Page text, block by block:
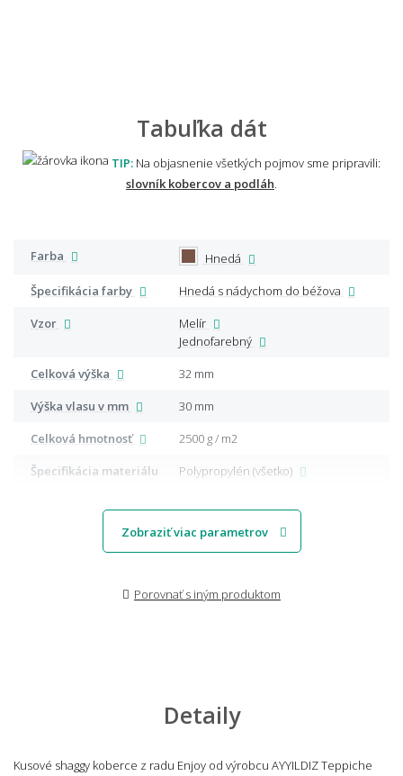
Tabuľka dát
TIP: Na objasnenie všetkých pojmov sme pripravili:
slovník kobercov a podláh
Farba
Hnedá
Špecifikácia farby
Hnedá s nádychom do béžova
Vzor
Melír
Jednofarebný
Celková výška
32 mm
Výška vlasu v mm
30 mm
Celková hmotnosť
2500 g / m2
Špecifikácia materiálu
Polypropylén (všetko)
Zobraziť viac parametrov
Porovnať s iným produktom
Detaily
Kusové shaggy koberce z radu Enjoy od výrobcu AYYILDIZ Teppiche